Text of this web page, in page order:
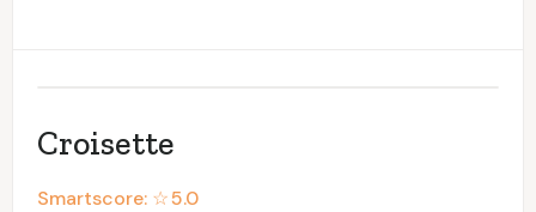
Croisette
Smartscore: ☆5.0